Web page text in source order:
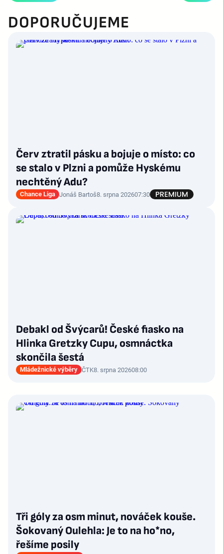
DOPORUČUJEME
Červ ztratil pásku a bojuje o místo: co
se stalo v Plzni a pomůže Hyskému
nechtěný Adu?
Chance Liga Jonáš Bartoš8. srpna 202607:30
Debakl od Švýcarů! České fiasko na
Hlinka Gretzky Cupu, osmnáctka
skončila šestá
Mládežnické výběry ČTK8. srpna 202608:00
Tři góly za osm minut, nováček kouše.
Šokovaný Oulehla: Je to na ho*no,
řešíme posily